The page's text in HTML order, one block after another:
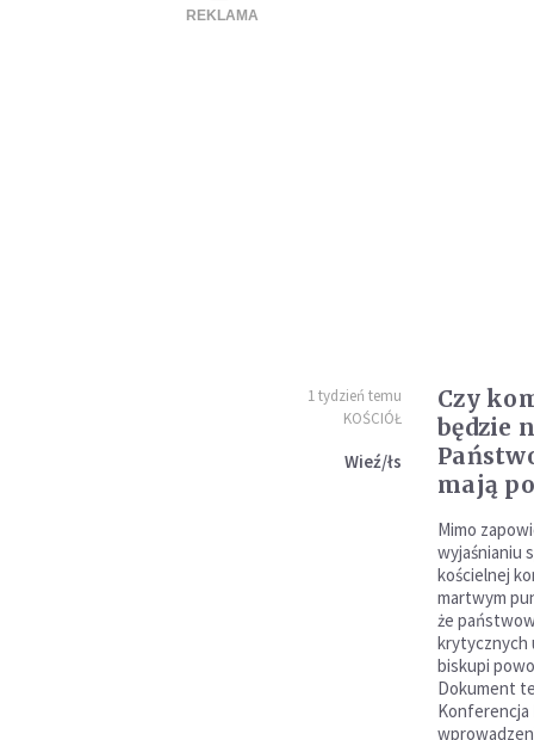
1 tydzień temu
KOŚCIÓŁ
Wieź/łs
Czy
będzie
mają
Mimo
wyjaśnianiu
kościelnej
martwym
że
krytycznych
biskupi
Dokument
Konferencja